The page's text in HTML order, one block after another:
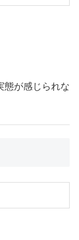
態が感じられな